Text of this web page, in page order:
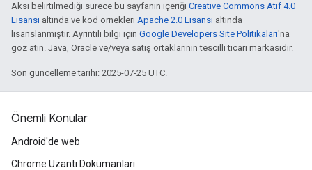
Aksi belirtilmediği sürece bu sayfanın içeriği Creative Commons Atıf 4.0
Lisansı altında ve kod örnekleri Apache 2.0 Lisansı altında
lisanslanmıştır. Ayrıntılı bilgi için Google Developers Site Politikaları'na
göz atın. Java, Oracle ve/veya satış ortaklarının tescilli ticari markasıdır.
Son güncelleme tarihi: 2025-07-25 UTC.
Önemli Konular
Android'de web
Chrome Uzantı Dokümanları